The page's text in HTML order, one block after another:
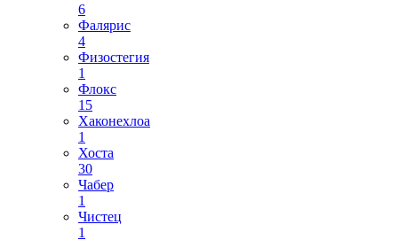
6
Фалярис
4
Физостегия
1
Флокс
15
Хаконехлоа
1
Хоста
30
Чабер
1
Чистец
1